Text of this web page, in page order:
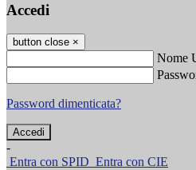
Accedi
button close ×
Nome
Password dimenticata?
-
Entra con SPID Entra con CIE